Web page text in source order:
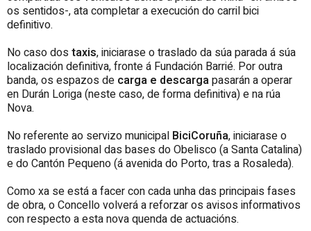
os sentidos-, ata completar a execución do carril bici
definitivo.
No caso dos taxis, iniciarase o traslado da súa parada á súa
localización definitiva, fronte á Fundación Barrié. Por outra
banda, os espazos de carga e descargapasarán a operar
en Durán Loriga (neste caso, de forma definitiva) e na rúa
Nova.
No referente ao servizo municipal BiciCoruña, iniciarase o
traslado provisional das bases do Obelisco (a Santa Catalina)
e do Cantón Pequeno (á avenida do Porto, tras a Rosaleda).
Como xa se está a facer con cada unha das principais fases
de obra, o Concello volverá a reforzar os avisos informativos
con respecto a esta nova quenda de actuacións.